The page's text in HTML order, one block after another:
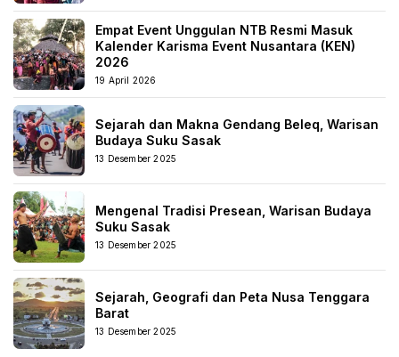
Empat Event Unggulan NTB Resmi Masuk
Kalender Karisma Event Nusantara (KEN)
2026
19 April 2026
Sejarah dan Makna Gendang Beleq, Warisan
Budaya Suku Sasak
13 Desember 2025
Mengenal Tradisi Presean, Warisan Budaya
Suku Sasak
13 Desember 2025
Sejarah, Geografi dan Peta Nusa Tenggara
Barat
13 Desember 2025